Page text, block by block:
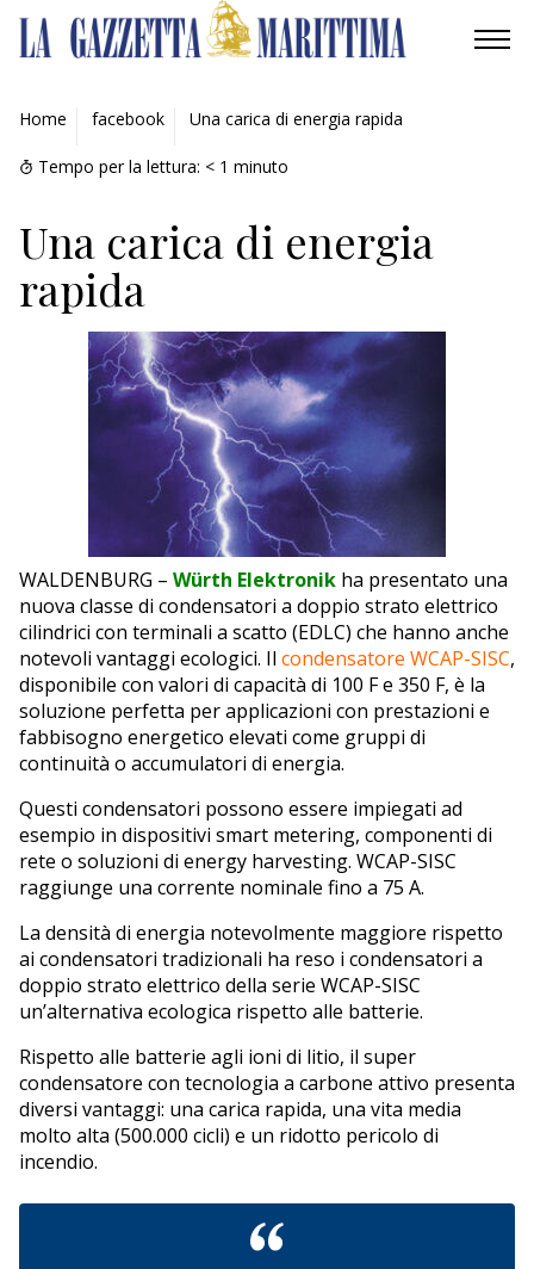
AMBIENTE
MOBILITÀ
INDUSTRIA
RICERCA
ECONOMIA
TURISMO
EDITORIALI
Home facebook Una carica di energia rapida
Tempo per la lettura: < 1 minuto
Una carica di energia
rapida
WALDENBURG – Würth Elektronik ha presentato una
nuova classe di condensatori a doppio strato elettrico
cilindrici con terminali a scatto (EDLC) che hanno anche
notevoli vantaggi ecologici. Il condensatore WCAP-SISC,
disponibile con valori di capacità di 100 F e 350 F, è la
soluzione perfetta per applicazioni con prestazioni e
fabbisogno energetico elevati come gruppi di
continuità o accumulatori di energia.
Questi condensatori possono essere impiegati ad
esempio in dispositivi smart metering, componenti di
rete o soluzioni di energy harvesting. WCAP-SISC
raggiunge una corrente nominale fino a 75 A.
La densità di energia notevolmente maggiore rispetto
ai condensatori tradizionali ha reso i condensatori a
doppio strato elettrico della serie WCAP-SISC
un’alternativa ecologica rispetto alle batterie.
Rispetto alle batterie agli ioni di litio, il super
condensatore con tecnologia a carbone attivo presenta
diversi vantaggi: una carica rapida, una vita media
molto alta (500.000 cicli) e un ridotto pericolo di
incendio.